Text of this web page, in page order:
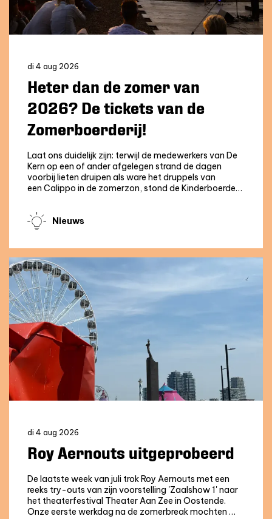
di 4 aug 2026
Heter dan de zomer van
2026? De tickets van de
Zomerboerderij!
Laat ons duidelijk zijn: terwijl de medewerkers van De
Kern op een of ander afgelegen strand de dagen
voorbij lieten druipen als ware het druppels van
een Calippo in de zomerzon, stond de Kinderboerde…
Nieuws
di 4 aug 2026
Roy Aernouts uitgeprobeerd
De laatste week van juli trok Roy Aernouts met een
reeks try-outs van zijn voorstelling 'Zaalshow 1' naar
het theaterfestival Theater Aan Zee in Oostende.
Onze eerste werkdag na de zomerbreak mochten …